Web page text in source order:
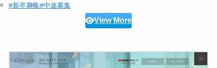
#新卒募集#中途募集
View More